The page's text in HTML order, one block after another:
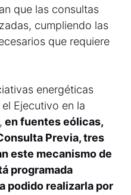
que las consultas
cumpliendo las
que requiere
energéticas
Ejecutivo en la
en fuentes eólicas,
Previa, tres
este mecanismo de
programada
podido realizarla por